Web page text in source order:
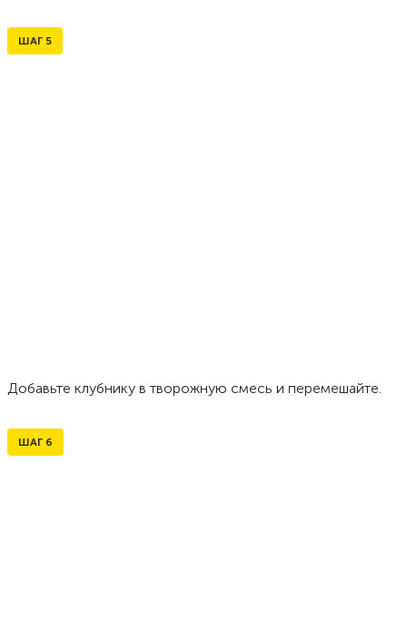
ШАГ 5
Добавьте клубнику в творожную смесь и перемешайте.
ШАГ 6